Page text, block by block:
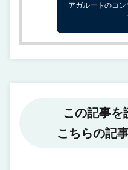
アガルートのコ
この記事を
こちらの記